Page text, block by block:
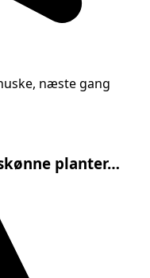
næste gang
planter…